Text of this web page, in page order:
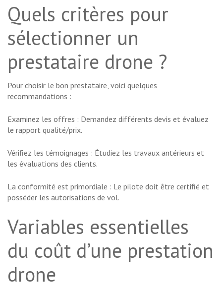
Quels critères pour
sélectionner un
prestataire drone ?
Pour choisir le bon prestataire, voici quelques
recommandations :
Examinez les offres : Demandez différents devis et évaluez
le rapport qualité/prix.
Vérifiez les témoignages : Étudiez les travaux antérieurs et
les évaluations des clients.
La conformité est primordiale : Le pilote doit être certifié et
posséder les autorisations de vol.
Variables essentielles
du coût d’une prestation
drone